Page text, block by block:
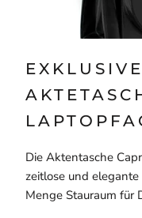
Die Aktentasche
zeitlose und
Menge Stauraum für